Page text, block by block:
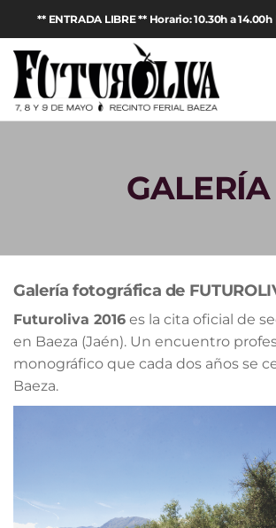
contenido
** ENTRADA LIBRE ** Horario: 10.30h a 14.00h
Baeza
GALERÍA
Galería fotográfica de
Futuroliva 2016 es la cita oficial de
en Baeza (Jaén). Un encuentro
monográfico que cada dos años se
Baeza.